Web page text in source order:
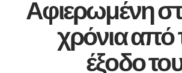
Αφιερωμένη
χρόνια από
έξοδο